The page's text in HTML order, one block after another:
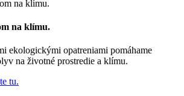
na klímu.
ekologickými opatreniami pomáhame
na životné prostredie a klímu.
tu.